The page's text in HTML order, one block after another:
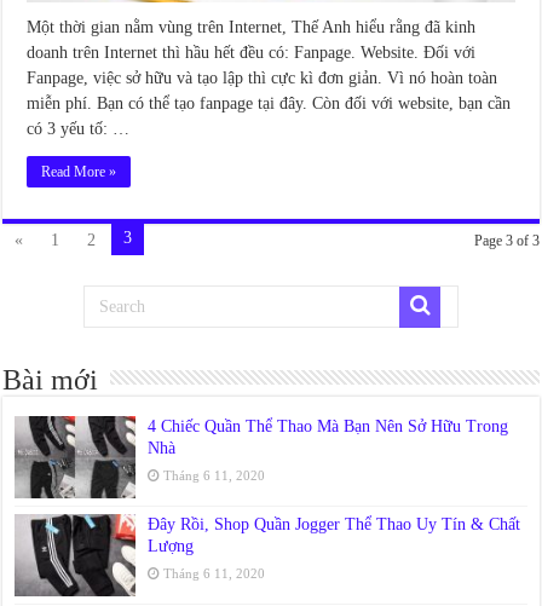
Một thời gian nằm vùng trên Internet, Thế Anh hiểu rằng đã kinh
doanh trên Internet thì hầu hết đều có: Fanpage. Website. Đối với
Fanpage, việc sở hữu và tạo lập thì cực kì đơn giản. Vì nó hoàn toàn
miễn phí. Bạn có thể tạo fanpage tại đây. Còn đối với website, bạn cần
có 3 yếu tố: …
Read More »
Page 3 of 3
« 1 2 3
Bài mới
4 Chiếc Quần Thể Thao Mà Bạn Nên Sở Hữu Trong
Nhà
Tháng 6 11, 2020
Đây Rồi, Shop Quần Jogger Thể Thao Uy Tín & Chất
Lượng
Tháng 6 11, 2020